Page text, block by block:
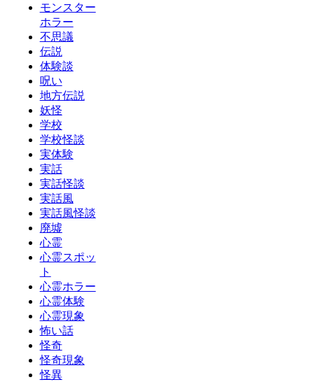
モンスター
ホラー
不思議
伝説
体験談
呪い
地方伝説
妖怪
学校
学校怪談
実体験
実話
実話怪談
実話風
実話風怪談
廃墟
心霊
心霊スポッ
ト
心霊ホラー
心霊体験
心霊現象
怖い話
怪奇
怪奇現象
怪異